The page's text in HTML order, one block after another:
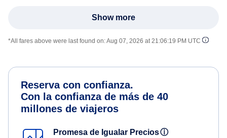
Show more
*All fares above were last found on:Aug 07, 2026 at 21:06:19 PM UTC
Reserva con confianza.
Con la confianza de más de 40
millones de viajeros
Promesa de Igualar Preciosⓘ